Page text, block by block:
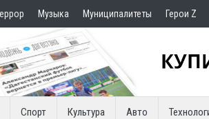
Музыка Муниципалитеты Герои Z
Спорт Культура Авто